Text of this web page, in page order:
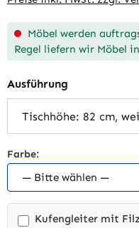
Möbel werden
Regel liefern wir Möbel
Ausführung
Farbe:
Kufengleiter mit